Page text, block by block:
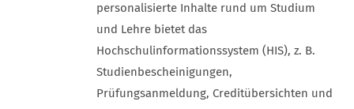
personalisierte Inhalte rund um Studium
und Lehre bietet das
Hochschulinformationssystem (HIS), z. B.
Studienbescheinigungen,
Prüfungsanmeldung, Creditübersichten und